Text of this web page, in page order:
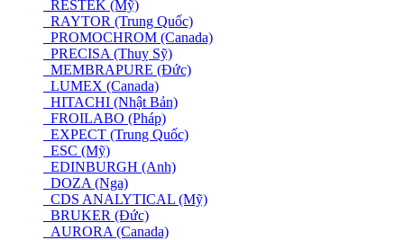
RESTEK (Mỹ)
RAYTOR (Trung Quốc)
PROMOCHROM (Canada)
PRECISA (Thuỵ Sỹ)
MEMBRAPURE (Đức)
LUMEX (Canada)
HITACHI (Nhật Bản)
FROILABO (Pháp)
EXPECT (Trung Quốc)
ESC (Mỹ)
EDINBURGH (Anh)
DOZA (Nga)
CDS ANALYTICAL (Mỹ)
BRUKER (Đức)
AURORA (Canada)